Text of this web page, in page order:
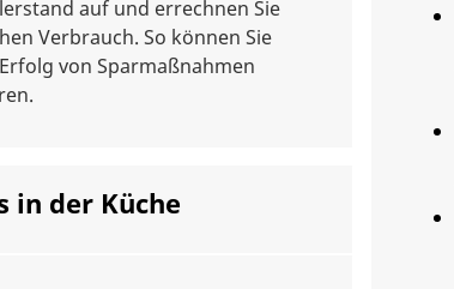
auf und errechnen Sie
Verbrauch. So können Sie
von Sparmaßnahmen
in der Küche